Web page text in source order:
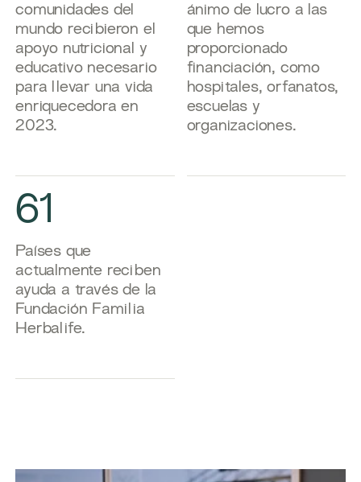
comunidades del
mundo recibieron el
apoyo nutricional y
educativo necesario
para llevar una vida
enriquecedora en
2023.
ánimo de lucro a las
que hemos
proporcionado
financiación, como
hospitales, orfanatos,
escuelas y
organizaciones.
61
​Países que
actualmente reciben
ayuda a través de la
Fundación Familia
Herbalife.